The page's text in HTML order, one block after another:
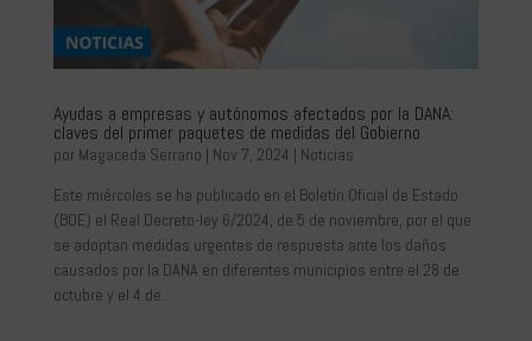
Ayudas a empresas y autónomos afectados por la DANA:
claves del primer paquetes de medidas del Gobierno
por Magaceda Serrano | Nov 7, 2024 | Noticias
Este miércoles se ha publicado en el Boletín Oficial de Estado
(BOE) el Real Decreto-ley 6/2024, de 5 de noviembre, por el que
se adoptan medidas urgentes de respuesta ante los daños
causados por la DANA en diferentes municipios entre el 28 de
octubre y el 4 de...